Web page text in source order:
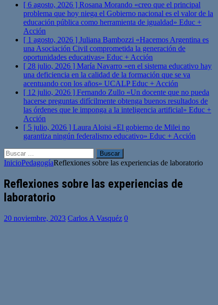
[ 6 agosto, 2026 ] Rosana Morando «creo que el principal
problema que hoy niega el Gobierno nacional es el valor de la
educación pública como herramienta de igualdad» Educ +
Acción
[ 1 agosto, 2026 ] Juliana Bambozzi «Hacemos Argentina es
una Asociación Civil comprometida la generación de
oportunidades educativas» Educ + Acción
[ 28 julio, 2026 ] María Navarro «en el sistema educativo hay
una deficiencia en la calidad de la formación que se va
acentuando con los años» UCALPEduc + Acción
[ 12 julio, 2026 ] Fernando Zullo «Un docente que no pueda
hacerse preguntas difícilmente obtenga buenos resultados de
las órdenes que le imponga a la inteligencia artificial» Educ +
Acción
[ 5 julio, 2026 ] Laura Aloisi «El gobierno de Milei no
garantiza ningún federalismo educativo» Educ + Acción
Buscar:
InicioPedagogíaReflexiones sobre las experiencias de laboratorio
Reflexiones sobre las experiencias de
laboratorio
20 noviembre, 2023 Carlos A Vasquéz 0